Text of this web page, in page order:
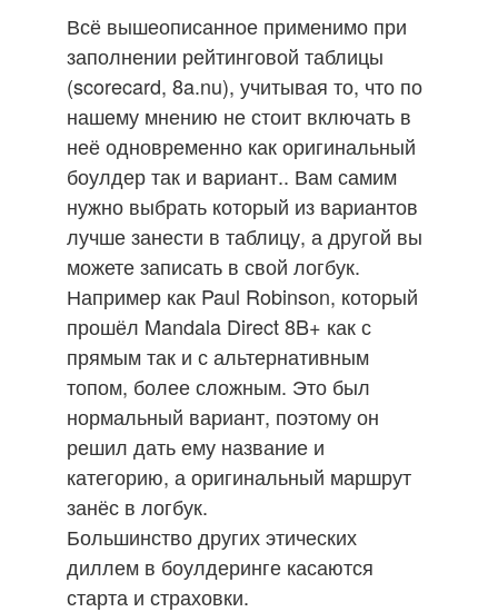
Всё вышеописанное применимо при
заполнении рейтинговой таблицы
(scorecard, 8a.nu), учитывая то, что по
нашему мнению не стоит включать в
неё одновременно как оригинальный
боулдер так и вариант.. Вам самим
нужно выбрать который из вариантов
лучше занести в таблицу, а другой вы
можете записать в свой логбук.
Например как Paul Robinson, который
прошёл Mandala Direct 8B+ как с
прямым так и с альтернативным
топом, более сложным. Это был
нормальный вариант, поэтому он
решил дать ему название и
категорию, а оригинальный маршрут
занёс в логбук.
Большинство других этических
диллем в боулдеринге касаются
старта и страховки.